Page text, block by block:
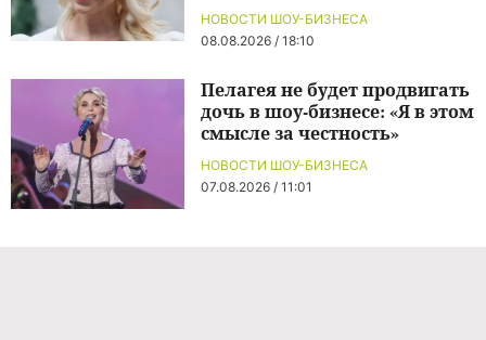
НОВОСТИ ШОУ-БИЗНЕСА
08.08.2026 / 18:10
НОВОСТИ ШОУ-БИЗНЕСА
07.08.2026 / 11:01
Пелагея не будет продвигать
дочь в шоу-бизнесе: «Я в этом
смысле за честность»